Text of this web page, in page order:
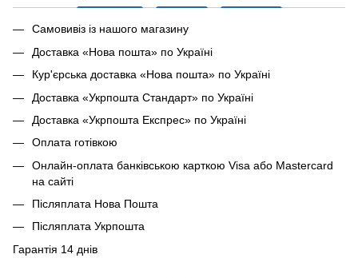
Самовивіз із нашого магазину
Доставка «Нова пошта» по Україні
Кур'єрська доставка «Нова пошта» по Україні
Доставка «Укрпошта Стандарт» по Україні
Доставка «Укрпошта Експрес» по Україні
Оплата готівкою
Онлайн-оплата банківською карткою Visa або Mastercard
на сайті
Післяплата Нова Пошта
Післяплата Укрпошта
Гарантія 14 днів